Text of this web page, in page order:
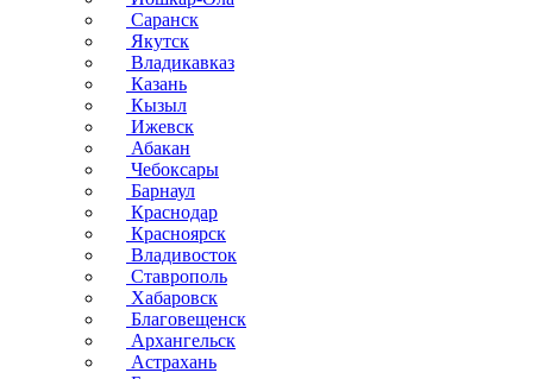
Саранск
Якутск
Владикавказ
Казань
Кызыл
Ижевск
Абакан
Чебоксары
Барнаул
Краснодар
Красноярск
Владивосток
Ставрополь
Хабаровск
Благовещенск
Архангельск
Астрахань